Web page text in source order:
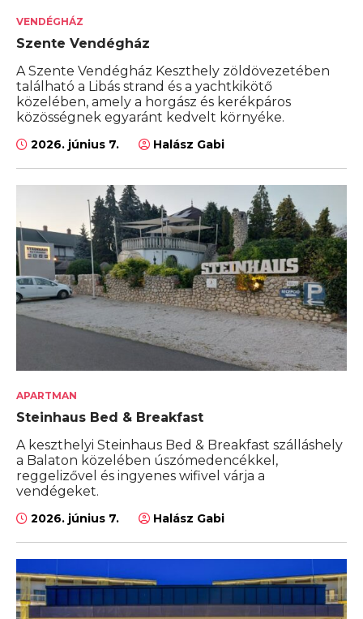
VENDÉGHÁZ
Szente Vendégház
A Szente Vendégház Keszthely zöldövezetében
található a Libás strand és a yachtkikötő
közelében, amely a horgász és kerékpáros
közösségnek egyaránt kedvelt környéke.
2026. június 7. Halász Gabi
APARTMAN
Steinhaus Bed & Breakfast
A keszthelyi Steinhaus Bed & Breakfast szálláshely
a Balaton közelében úszómedencékkel,
reggelizővel és ingyenes wifivel várja a
vendégeket.
2026. június 7. Halász Gabi